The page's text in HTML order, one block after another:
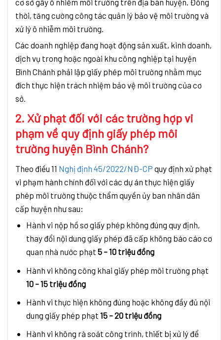
cơ sở gây ô nhiễm môi trường trên địa bàn huyện. Đồng
thời, tăng cường công tác quản lý bảo vệ môi trường và
xử lý ô nhiễm môi trường.
Các doanh nghiệp đang hoạt động sản xuất, kinh doanh,
dịch vụ trong hoặc ngoài khu công nghiệp tại huyện
Bình Chánh phải lập giấy phép môi trường nhằm mục
đích thực hiện trách nhiệm bảo vệ môi trường của cơ
sở.
2. Xử phạt đối với các trường hợp vi
phạm về quy định giấy phép môi
trường huyện Bình Chánh?
Theo điều 11 Nghị định 45/2022/NĐ-CP quy định xử phạt
vi phạm hành chính đối với các dự án thực hiện giấy
phép môi trường thuộc thẩm quyền ủy ban nhân dân
cấp huyện như sau:
Hành vi nộp hồ sơ giấy phép không đúng quy định,
thay đổi nội dung giấy phép đã cấp không báo cáo cơ
quan nhà nước phạt5 – 10 triệu đồng
Hành vi không công khai giấy phép môi trường phạt
10 – 15 triệu đồng
Hành vi thực hiện không đúng hoặc không đầy đủ nội
dung giấy phép phạt15 – 20 triệu đồng
Hành vi không rà soát công trình, thiết bị xử lý để